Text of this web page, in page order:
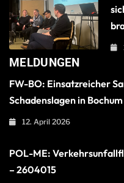
MELDUNGEN
FW-BO: Einsatzreicher
Schadenslagen in Bochum
12. April 2026
POL-ME:
– 2604015